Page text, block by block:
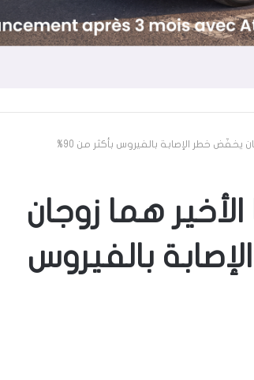
خطر الإصابة بالفيروس بأكثر من 90%
هما زوجان
بالفيروس